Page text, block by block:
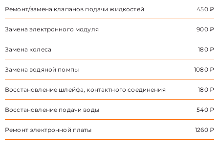
Ремонт/замена клапанов подачи жидкостей 450 ₽
Замена электронного модуля 900 ₽
Замена колеса 180 ₽
Замена водяной помпы 1080 ₽
Восстановление шлейфа, контактного соединения 180 ₽
Восстановление подачи воды 540 ₽
Ремонт электронной платы 1260 ₽